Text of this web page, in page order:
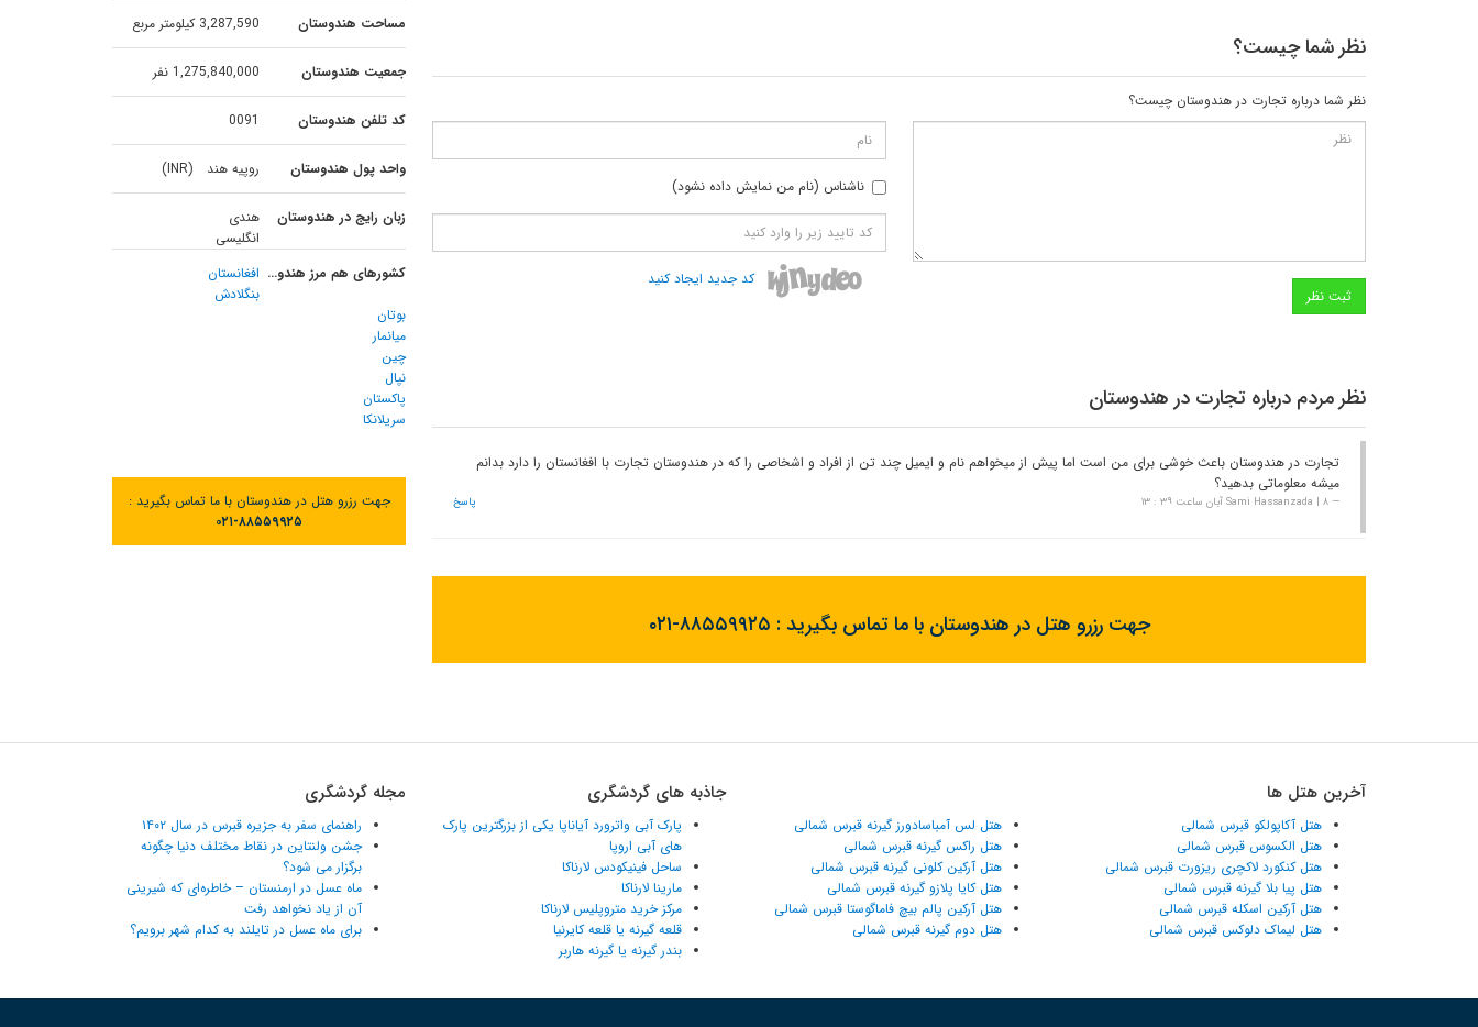
نظر شما چیست؟
نظر شما درباره تجارت در هندوستان چیست؟
ناشناس (نام من نمایش داده نشود)
کد جدید ایجاد کنید
نظر مردم درباره تجارت در هندوستان
تجارت در هندوستان باعث خوشی برای من است اما پیش از میخواهم نام و ایمیل چند تن از افراد و اشخاصی را که در هندوستان تجارت با افغانستان را دارد بدانم
میشه معلوماتی بدهید؟
Sami Hassanzada | ۸ آبان ساعت ۳۹ : ۱۳ پاسخ
جهت رزرو هتل در هندوستان با ما تماس بگیرید : ۰۲۱-۸۸۵۵۹۹۲۵
مساحت هندوستان 3,287,590 کیلومتر مربع
جمعیت هندوستان 1,275,840,000 نفر
کد تلفن هندوستان 0091
واحد پول هندوستان روپیه هند (INR)
زبان رایج در هندوستان
هندی
انگلیسی
کشورهای هم مرز هندوستان افغانستان
بنگلادش
بوتان
میانمار
چین
نپال
پاکستان
سریلانکا
جهت رزرو هتل در هندوستان با ما تماس بگیرید :
۰۲۱-۸۸۵۵۹۹۲۵
آخرین هتل ها
هتل آکاپولکو قبرس شمالی
هتل الکسوس قبرس شمالی
هتل کنکورد لاکچری ریزورت قبرس شمالی
هتل پیا بلا گیرنه قبرس شمالی
هتل آرکین اسکله قبرس شمالی
هتل لیماک دلوکس قبرس شمالی
هتل لس آمباسادورز گیرنه قبرس شمالی
هتل راکس گیرنه قبرس شمالی
هتل آرکین کلونی گیرنه قبرس شمالی
هتل کایا پلازو گیرنه قبرس شمالی
هتل آرکین پالم بیچ فاماگوستا قبرس شمالی
هتل دوم گیرنه قبرس شمالی
جاذبه های گردشگری
پارک آبی واترورد آیاناپا یکی از بزرگترین پارک
های آبی اروپا
ساحل فینیکودس لارناکا
مارینا لارناکا
مرکز خرید متروپلیس لارناکا
قلعه گیرنه یا قلعه کایرنیا
بندر گیرنه یا گیرنه هاربر
مجله گردشگری
راهنمای سفر به جزیره قبرس در سال ۱۴۰۲
جشن ولنتاین در نقاط مختلف دنیا چگونه
برگزار می شود؟
ماه عسل در ارمنستان – خاطره‌ای که شیرینی
آن از یاد نخواهد رفت
برای ماه عسل در تایلند به کدام شهر برویم؟